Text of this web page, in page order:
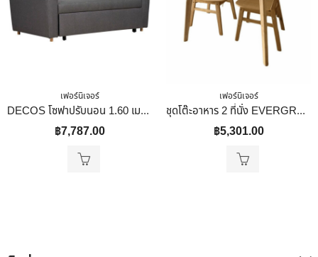
เฟอร์นิเจอร์
DECOS โซฟาปรับนอน 1.60 เมตร ผ้า รุ่น CORDY สีเทา
฿7,787.00
เฟอร์นิเจอร์
ชุดโต๊ะอาหาร 2 ที่นั่ง EVERGREEN FURNITURE สีไม้ธรรมชาติ
฿5,301.00